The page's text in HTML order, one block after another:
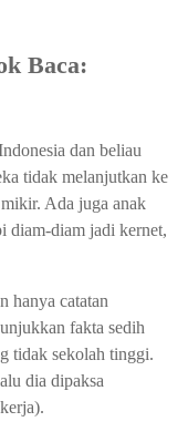
Baca:
dan beliau
tidak melanjutkan ke
Ada juga anak
diam-diam jadi kernet,
hanya catatan
fakta sedih
tidak sekolah tinggi.
dia dipaksa